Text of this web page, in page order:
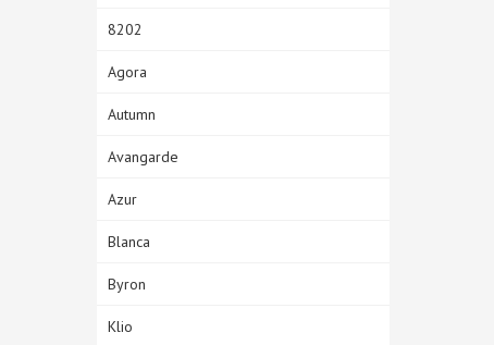
8202
Agora
Autumn
Avangarde
Azur
Blanca
Byron
Klio